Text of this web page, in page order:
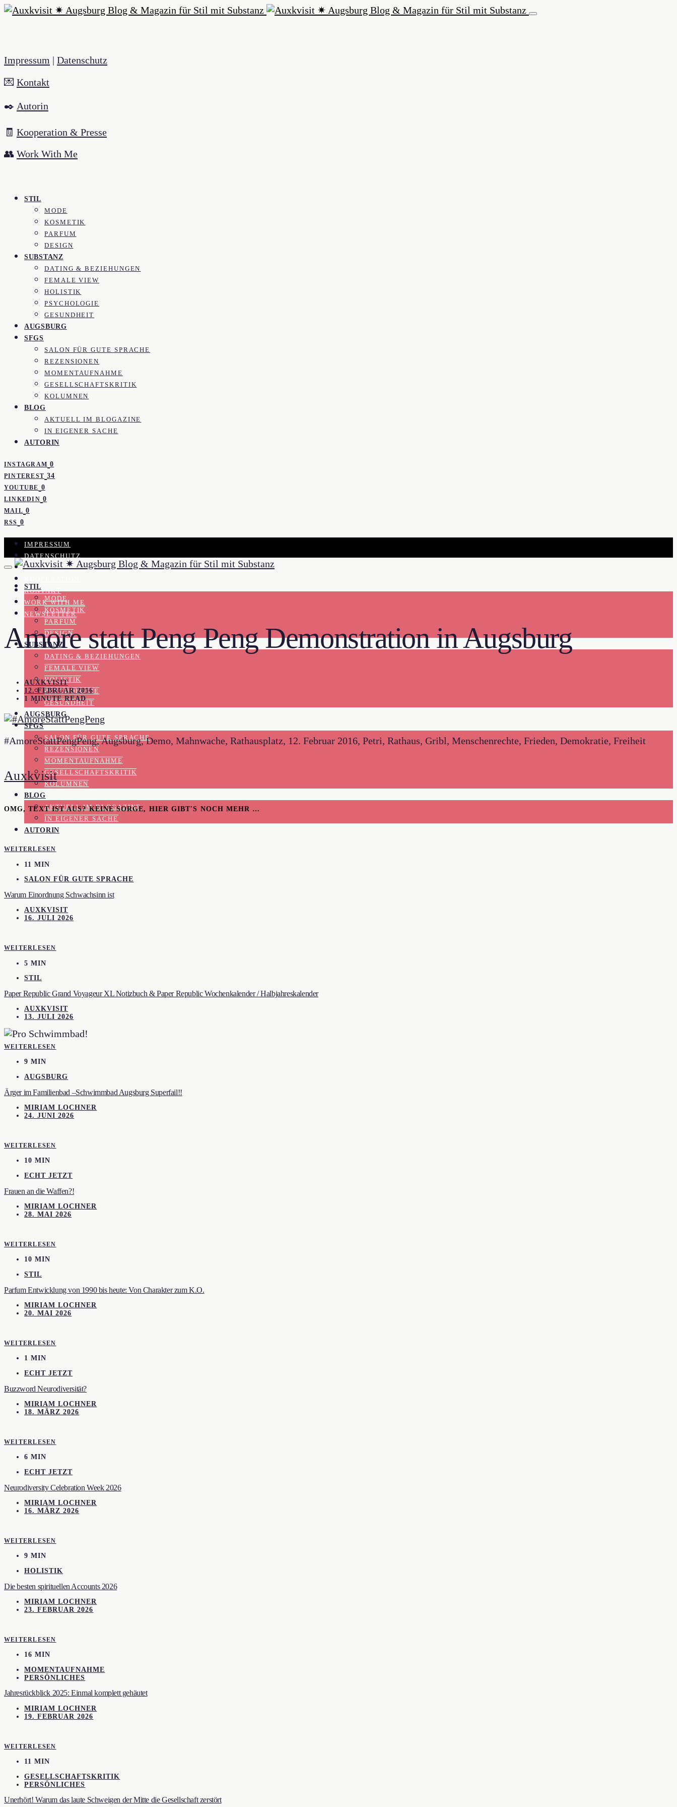
Impressum | Datenschutz
💌 Kontakt
✒️ Autorin
🧾 Kooperation & Presse
👥 Work With Me
STIL
MODE
KOSMETIK
PARFUM
DESIGN
SUBSTANZ
DATING & BEZIEHUNGEN
FEMALE VIEW
HOLISTIK
PSYCHOLOGIE
GESUNDHEIT
AUGSBURG
SFGS
SALON FÜR GUTE SPRACHE
REZENSIONEN
MOMENTAUFNAHME
GESELLSCHAFTSKRITIK
KOLUMNEN
BLOG
AKTUELL IM BLOGAZINE
IN EIGENER SACHE
AUTORIN
INSTAGRAM 0
PINTEREST 34
YOUTUBE 0
LINKEDIN 0
MAIL 0
RSS 0
IMPRESSUM
DATENSCHUTZ
PRESSE
KONTAKT
WORK WITH ME
NEWSLETTER
STIL
MODE
KOSMETIK
PARFUM
DESIGN
SUBSTANZ
DATING & BEZIEHUNGEN
FEMALE VIEW
HOLISTIK
PSYCHOLOGIE
GESUNDHEIT
AUGSBURG
SFGS
SALON FÜR GUTE SPRACHE
REZENSIONEN
MOMENTAUFNAHME
GESELLSCHAFTSKRITIK
KOLUMNEN
BLOG
AKTUELL IM BLOGAZINE
IN EIGENER SACHE
AUTORIN
Amore statt Peng Peng Demonstration in Augsburg
AUXKVISIT
12. FEBRUAR 2016
1 MINUTE READ
#AmoreStattPengPeng, Augsburg, Demo, Mahnwache, Rathausplatz, 12. Februar 2016, Petri, Rathaus, Gribl, Menschenrechte, Frieden, Demokratie, Freiheit
Auxkvisit
OMG, TEXT IST AUS? KEINE SORGE, HIER GIBT'S NOCH MEHR …
WEITERLESEN
11 MIN
SALON FÜR GUTE SPRACHE
Warum Einordnung Schwachsinn ist
AUXKVISIT
16. JULI 2026
WEITERLESEN
5 MIN
STIL
Paper Republic Grand Voyageur XL Notizbuch & Paper Republic Wochenkalender / Halbjahreskalender
AUXKVISIT
13. JULI 2026
WEITERLESEN
9 MIN
AUGSBURG
Ärger im Familienbad –Schwimmbad Augsburg Superfail!!
MIRIAM LOCHNER
24. JUNI 2026
WEITERLESEN
10 MIN
ECHT JETZT
Frauen an die Waffen?!
MIRIAM LOCHNER
28. MAI 2026
WEITERLESEN
10 MIN
STIL
Parfum Entwicklung von 1990 bis heute: Von Charakter zum K.O.
MIRIAM LOCHNER
20. MAI 2026
WEITERLESEN
1 MIN
ECHT JETZT
Buzzword Neurodiversität?
MIRIAM LOCHNER
18. MÄRZ 2026
WEITERLESEN
6 MIN
ECHT JETZT
Neurodiversity Celebration Week 2026
MIRIAM LOCHNER
16. MÄRZ 2026
WEITERLESEN
9 MIN
HOLISTIK
Die besten spirituellen Accounts 2026
MIRIAM LOCHNER
23. FEBRUAR 2026
WEITERLESEN
16 MIN
MOMENTAUFNAHME
PERSÖNLICHES
Jahresrückblick 2025: Einmal komplett gehäutet
MIRIAM LOCHNER
19. FEBRUAR 2026
WEITERLESEN
11 MIN
GESELLSCHAFTSKRITIK
PERSÖNLICHES
Unerhört! Warum das laute Schweigen der Mitte die Gesellschaft zerstört